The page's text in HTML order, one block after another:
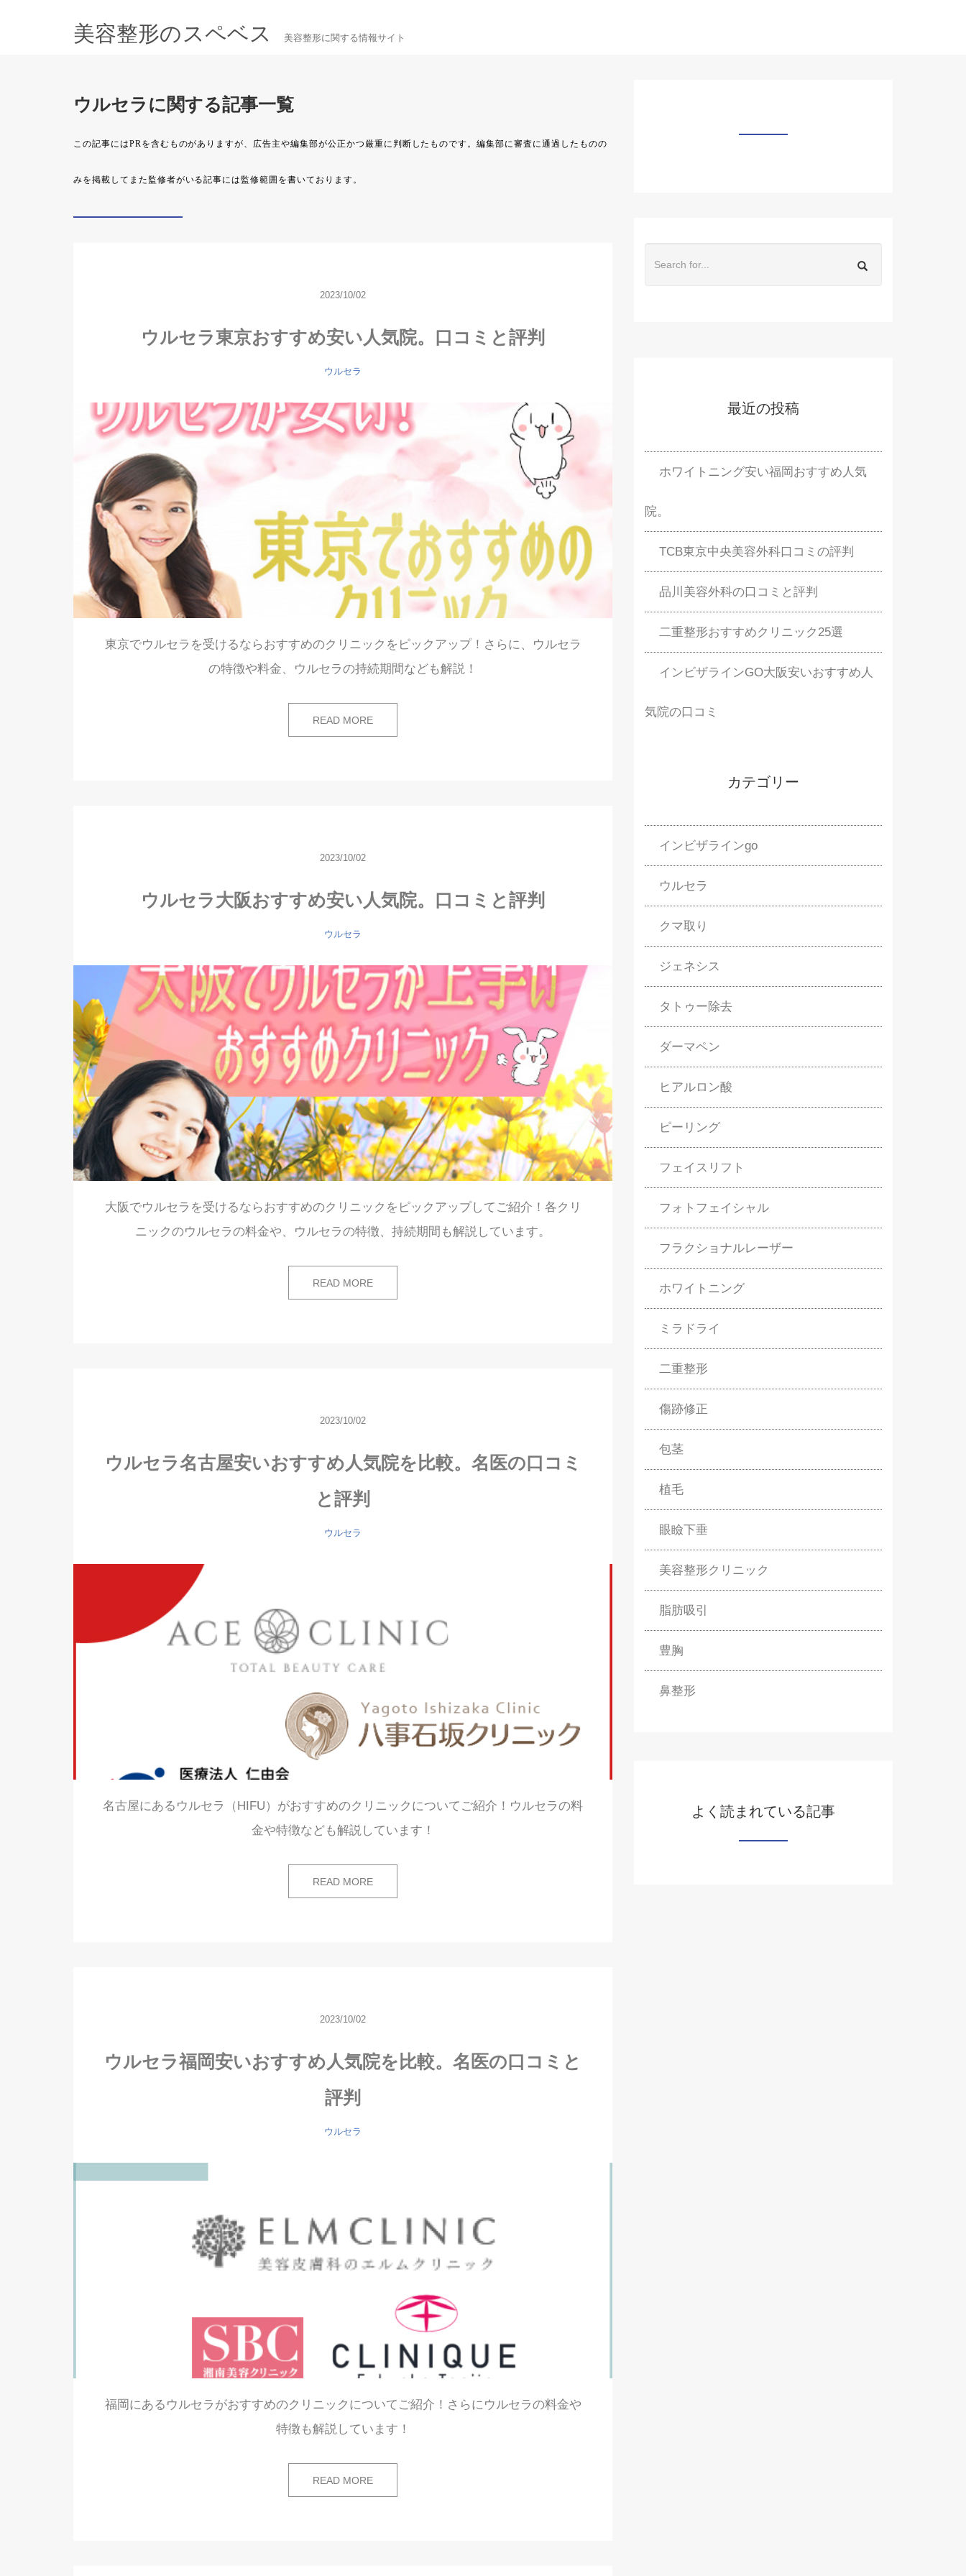
美容整形のスペベス 美容整形に関する情報サイト
ウルセラに関する記事一覧
2023/10/02
ウルセラ東京おすすめ安い人気院。口コミと評判
ウルセラ
東京でウルセラを受けるならおすすめのクリニックをピックアップ！さらに、ウルセラ
の特徴や料金、ウルセラの持続期間なども解説！
READ MORE
2023/10/02
ウルセラ大阪おすすめ安い人気院。口コミと評判
ウルセラ
大阪でウルセラを受けるならおすすめのクリニックをピックアップしてご紹介！各クリ
ニックのウルセラの料金や、ウルセラの特徴、持続期間も解説しています。
READ MORE
2023/10/02
ウルセラ名古屋安いおすすめ人気院を比較。名医の口コミ
と評判
ウルセラ
名古屋にあるウルセラ（HIFU）がおすすめのクリニックについてご紹介！ウルセラの料
金や特徴なども解説しています！
READ MORE
2023/10/02
ウルセラ福岡安いおすすめ人気院を比較。名医の口コミと
評判
ウルセラ
福岡にあるウルセラがおすすめのクリニックについてご紹介！さらにウルセラの料金や
特徴も解説しています！
READ MORE
最近の投稿
ホワイトニング安い福岡おすすめ人気
院。
TCB東京中央美容外科口コミの評判
品川美容外科の口コミと評判
二重整形おすすめクリニック25選
インビザラインGO大阪安いおすすめ人
気院の口コミ
カテゴリー
インビザラインgo
ウルセラ
クマ取り
ジェネシス
タトゥー除去
ダーマペン
ヒアルロン酸
ピーリング
フェイスリフト
フォトフェイシャル
フラクショナルレーザー
ホワイトニング
ミラドライ
二重整形
傷跡修正
包茎
植毛
眼瞼下垂
美容整形クリニック
脂肪吸引
豊胸
鼻整形
よく読まれている記事